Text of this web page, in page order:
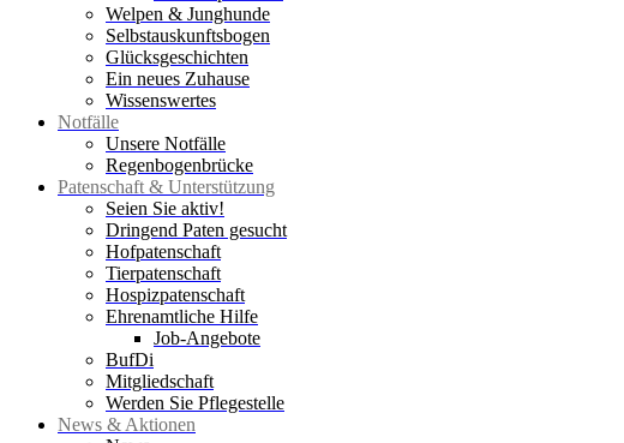
Welpen & Junghunde
Selbstauskunftsbogen
Glücksgeschichten
Ein neues Zuhause
Wissenswertes
Notfälle
Unsere Notfälle
Regenbogenbrücke
Patenschaft & Unterstützung
Seien Sie aktiv!
Dringend Paten gesucht
Hofpatenschaft
Tierpatenschaft
Hospizpatenschaft
Ehrenamtliche Hilfe
Job-Angebote
BufDi
Mitgliedschaft
Werden Sie Pflegestelle
News & Aktionen